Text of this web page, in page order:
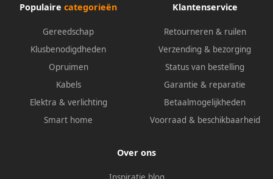
Populaire categorieën
Gereedschap
Klusbenodigdheden
Opruimen
Kabels
Elektra & verlichting
Smart home
Klantenservice
Retourneren & ruilen
Verzending & bezorging
Status van bestelling
Garantie & reparatie
Betaalmogelijkheden
Voorraad & beschikbaarheid
Over ons